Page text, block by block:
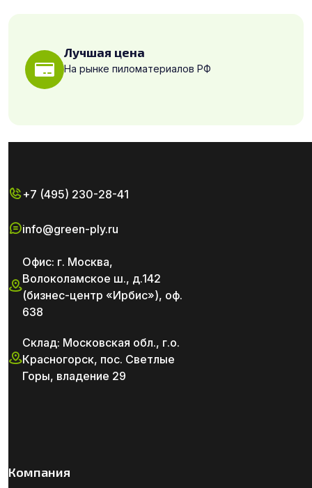
Лучшая цена
На рынке пиломатериалов РФ
+7 (495) 230-28-41
info@green-ply.ru
Офис: г. Москва,
Волоколамское ш., д.142
(бизнес-центр «Ирбис»), оф.
638
Склад: Московская обл., г.о.
Красногорск, пос. Светлые
Горы, владение 29
Компания